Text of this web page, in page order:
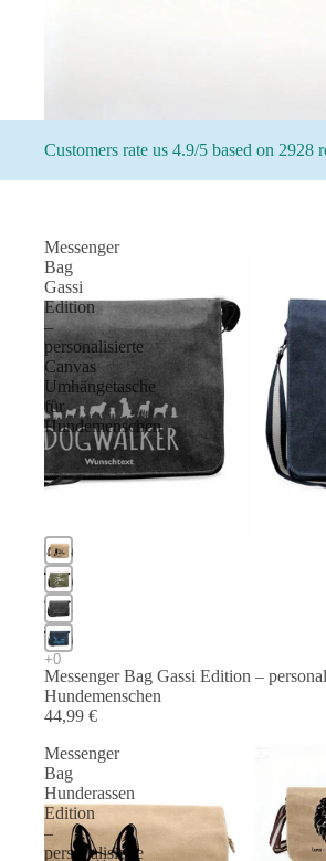
Customers rate us 4.9/5 based on 2928
Messenger
Bag
Gassi
Edition
–
personalisierte
Canvas
Umhängetasche
für
Hundemenschen
Messenger Bag Gassi Edition –
Hundemenschen
44,99 €
Messenger
Bag
Hunderassen
Edition
–
personalisierte